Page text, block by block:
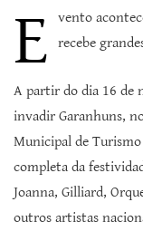
E
vento
recebe
​A partir do dia 16 de
invadir Garanhuns,
Municipal de
completa da
Joanna, Gilliard,
outros artistas